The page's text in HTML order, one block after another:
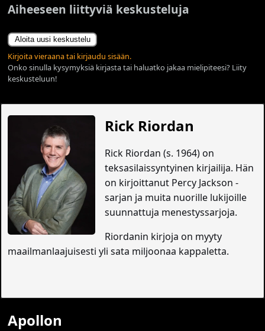
Aiheeseen liittyviä keskusteluja
Aloita uusi keskustelu
Kirjoita vieraana tai kirjaudu sisään.
Onko sinulla kysymyksiä kirjasta tai haluatko jakaa mielipiteesi? Liity
keskusteluun!
Rick Riordan
Rick Riordan (s. 1964) on
teksasilaissyntyinen kirjailija. Hän
on kirjoittanut Percy Jackson -
sarjan ja muita nuorille lukijoille
suunnattuja menestyssarjoja.
Riordanin kirjoja on myyty
maailmanlaajuisesti yli sata miljoonaa kappaletta.
Apollon